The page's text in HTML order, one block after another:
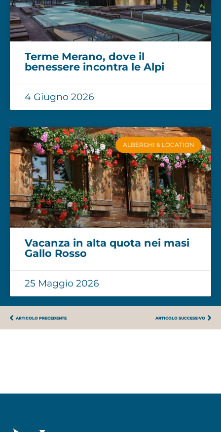
Terme Merano, dove il
benessere incontra le Alpi
4 Giugno 2026
ALBERGHI & LOCATION
Vacanza in alta quota nei masi
Gallo Rosso
25 Maggio 2026
ARTICOLO PRECEDENTE ARTICOLO SUCCESSIVO